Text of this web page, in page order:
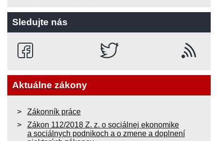
Sledujte nás
Aktuálne zákony
Zákonník práce
Zákon 112/2018 Z. z. o sociálnej ekonomike
a sociálnych podnikoch a o zmene a doplnení